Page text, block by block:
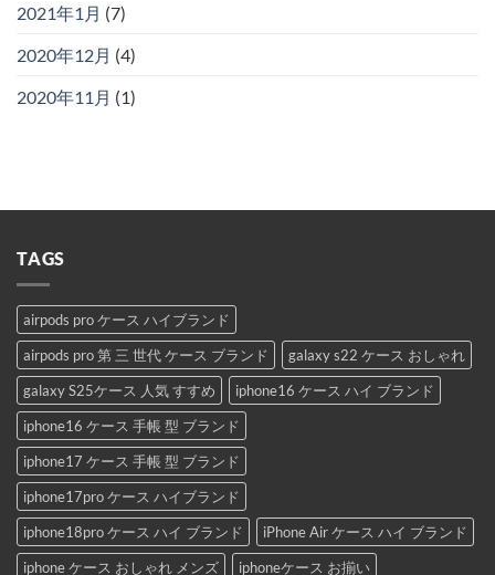
2021年1月 (7)
2020年12月 (4)
2020年11月 (1)
TAGS
airpods pro ケース ハイブランド
airpods pro 第 三 世代 ケース ブランド
galaxy s22 ケース おしゃれ
galaxy S25ケース 人気 すすめ
iphone16 ケース ハイ ブランド
iphone16 ケース 手帳 型 ブランド
iphone17 ケース 手帳 型 ブランド
iphone17pro ケース ハイブランド
iphone18pro ケース ハイ ブランド
iPhone Air ケース ハイ ブランド
iphone ケース おしゃれ メンズ
iphoneケース お揃い